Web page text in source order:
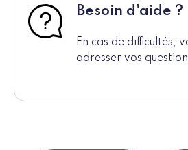
Besoin d'aide ?
En cas de difficultés,
adresser vos